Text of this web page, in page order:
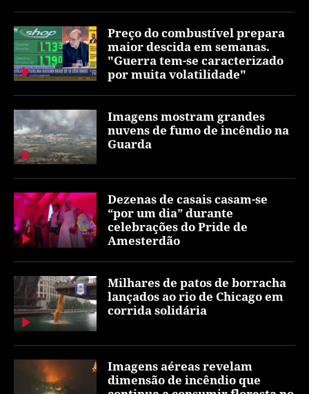
Preço do combustível prepara
maior descida em semanas.
"Guerra tem-se caracterizado
por muita volatilidade"
Imagens mostram grandes
nuvens de fumo de incêndio na
Guarda
Dezenas de casais casam-se
“por um dia” durante
celebrações do Pride de
Amesterdão
Milhares de patos de borracha
lançados ao rio de Chicago em
corrida solidária
Imagens aéreas revelam
dimensão de incêndio que